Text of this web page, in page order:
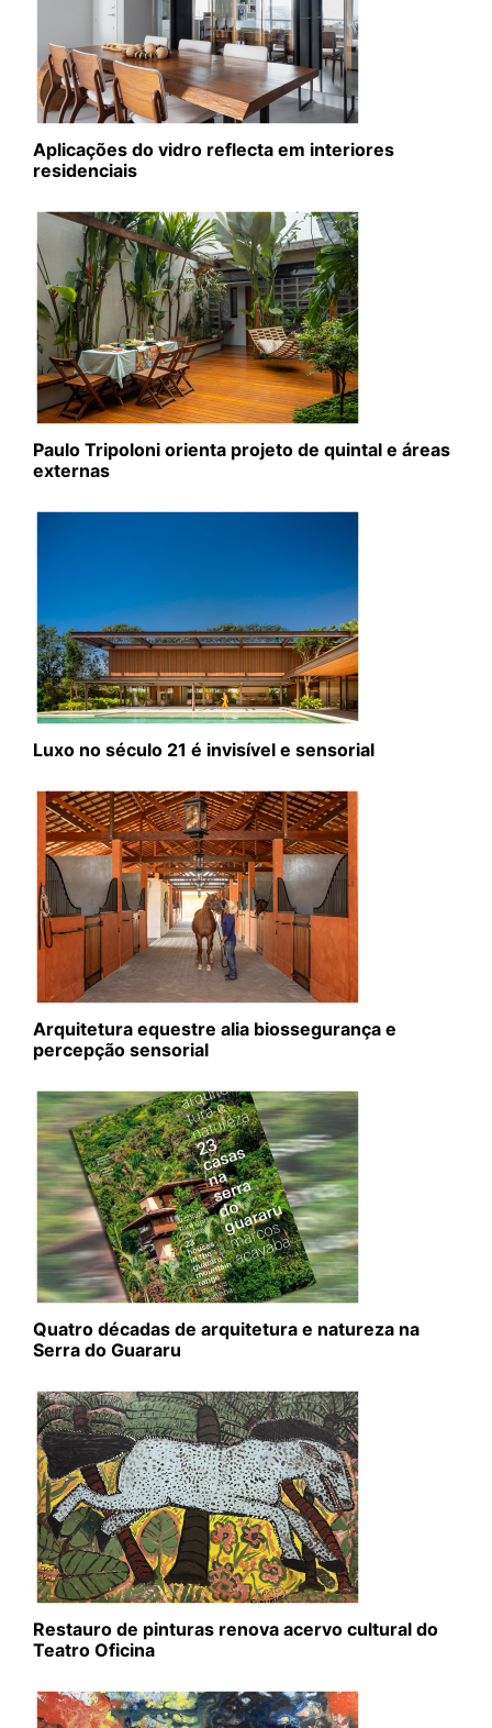
Aplicações do vidro reflecta em interiores
residenciais
Paulo Tripoloni orienta projeto de quintal e áreas
externas
Luxo no século 21 é invisível e sensorial
Arquitetura equestre alia biossegurança e
percepção sensorial
Quatro décadas de arquitetura e natureza na
Serra do Guararu
Restauro de pinturas renova acervo cultural do
Teatro Oficina